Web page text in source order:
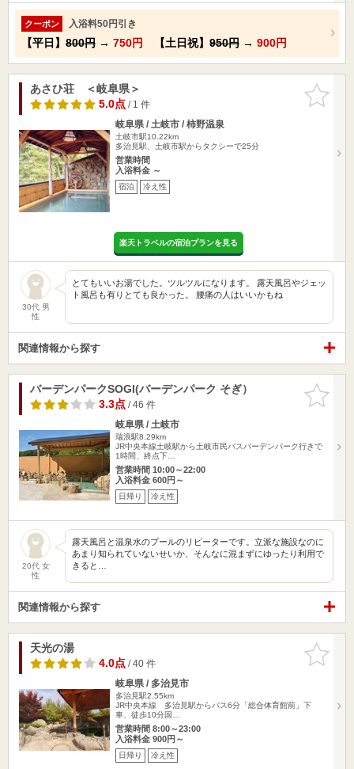
クーポン 入浴料50円引き
【平日】 800円 → 750円 【土日祝】 950円 → 900円
お気に入
りに追加
あさひ荘 ＜岐阜県＞
5.0点/ 1 件
岐阜県 / 土岐市 / 柿野温泉
土岐市駅10.22km
多治見駅、土岐市駅からタクシーで25分
営業時間
入浴料金 ～
宿泊 冷え性
楽天トラベルの宿泊プランを見る
30代 男
性
とてもいいお湯でした。ツルツルになります。 露天風呂やジェッ
ト風呂も有りとても良かった。 腰痛の人はいいかもね
関連情報から探す
お気に入
りに追加
バーデンパークSOGI(バーデンパーク そぎ）
3.3点/ 46 件
岐阜県 / 土岐市
瑞浪駅8.29km
JR中央本線土岐駅から土岐市民バスバーデンパーク行きで
1時間、終点下…
営業時間 10:00～22:00
入浴料金 600円～
日帰り 冷え性
20代 女
性
露天風呂と温泉水のプールのリピーターです。立派な施設なのに
あまり知られていないせいか、そんなに混まずにゆったり利用で
きると…
関連情報から探す
お気に入
りに追加
天光の湯
4.0点/ 40 件
岐阜県 / 多治見市
多治見駅2.55km
JR中央本線 多治見駅からバス6分「総合体育館前」下
車、徒歩10分国…
営業時間 8:00～23:00
入浴料金 900円～
日帰り 冷え性